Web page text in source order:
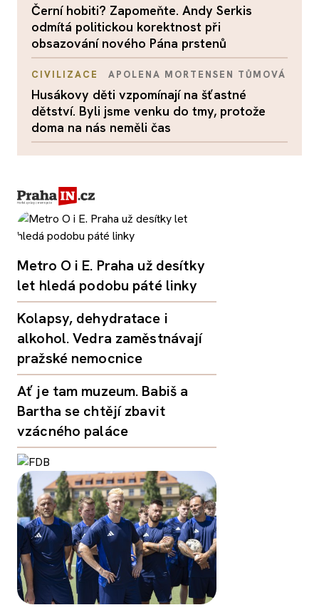
Černí hobiti? Zapomeňte. Andy Serkis
odmítá politickou korektnost při
obsazování nového Pána prstenů
CIVILIZACE APOLENA MORTENSEN TŮMOVÁ
Husákovy děti vzpomínají na šťastné
dětství. Byli jsme venku do tmy, protože
doma na nás neměli čas
Metro O i E. Praha už desítky
let hledá podobu páté linky
Kolapsy, dehydratace i
alkohol. Vedra zaměstnávají
pražské nemocnice
Ať je tam muzeum. Babiš a
Bartha se chtějí zbavit
vzácného paláce